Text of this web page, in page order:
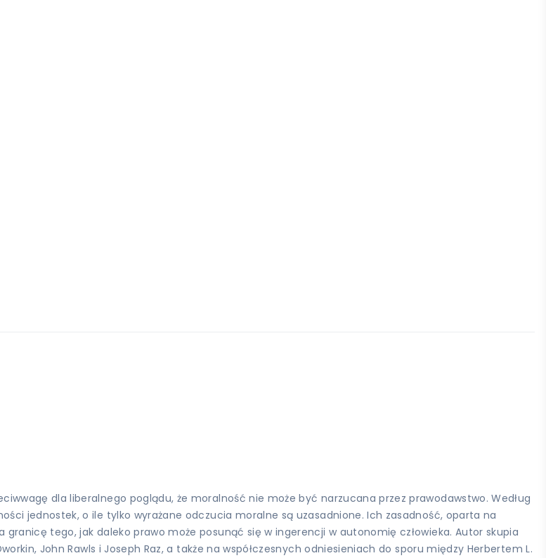
dla liberalnego poglądu, że moralność nie może być narzucana przez prawodawstwo. Według
jednostek, o ile tylko wyrażane odczucia moralne są uzasadnione. Ich zasadność, oparta na
tego, jak daleko prawo może posunąć się w ingerencji w autonomię człowieka. Autor skupia
John Rawls i Joseph Raz, a także na współczesnych odniesieniach do sporu między Herbertem L.